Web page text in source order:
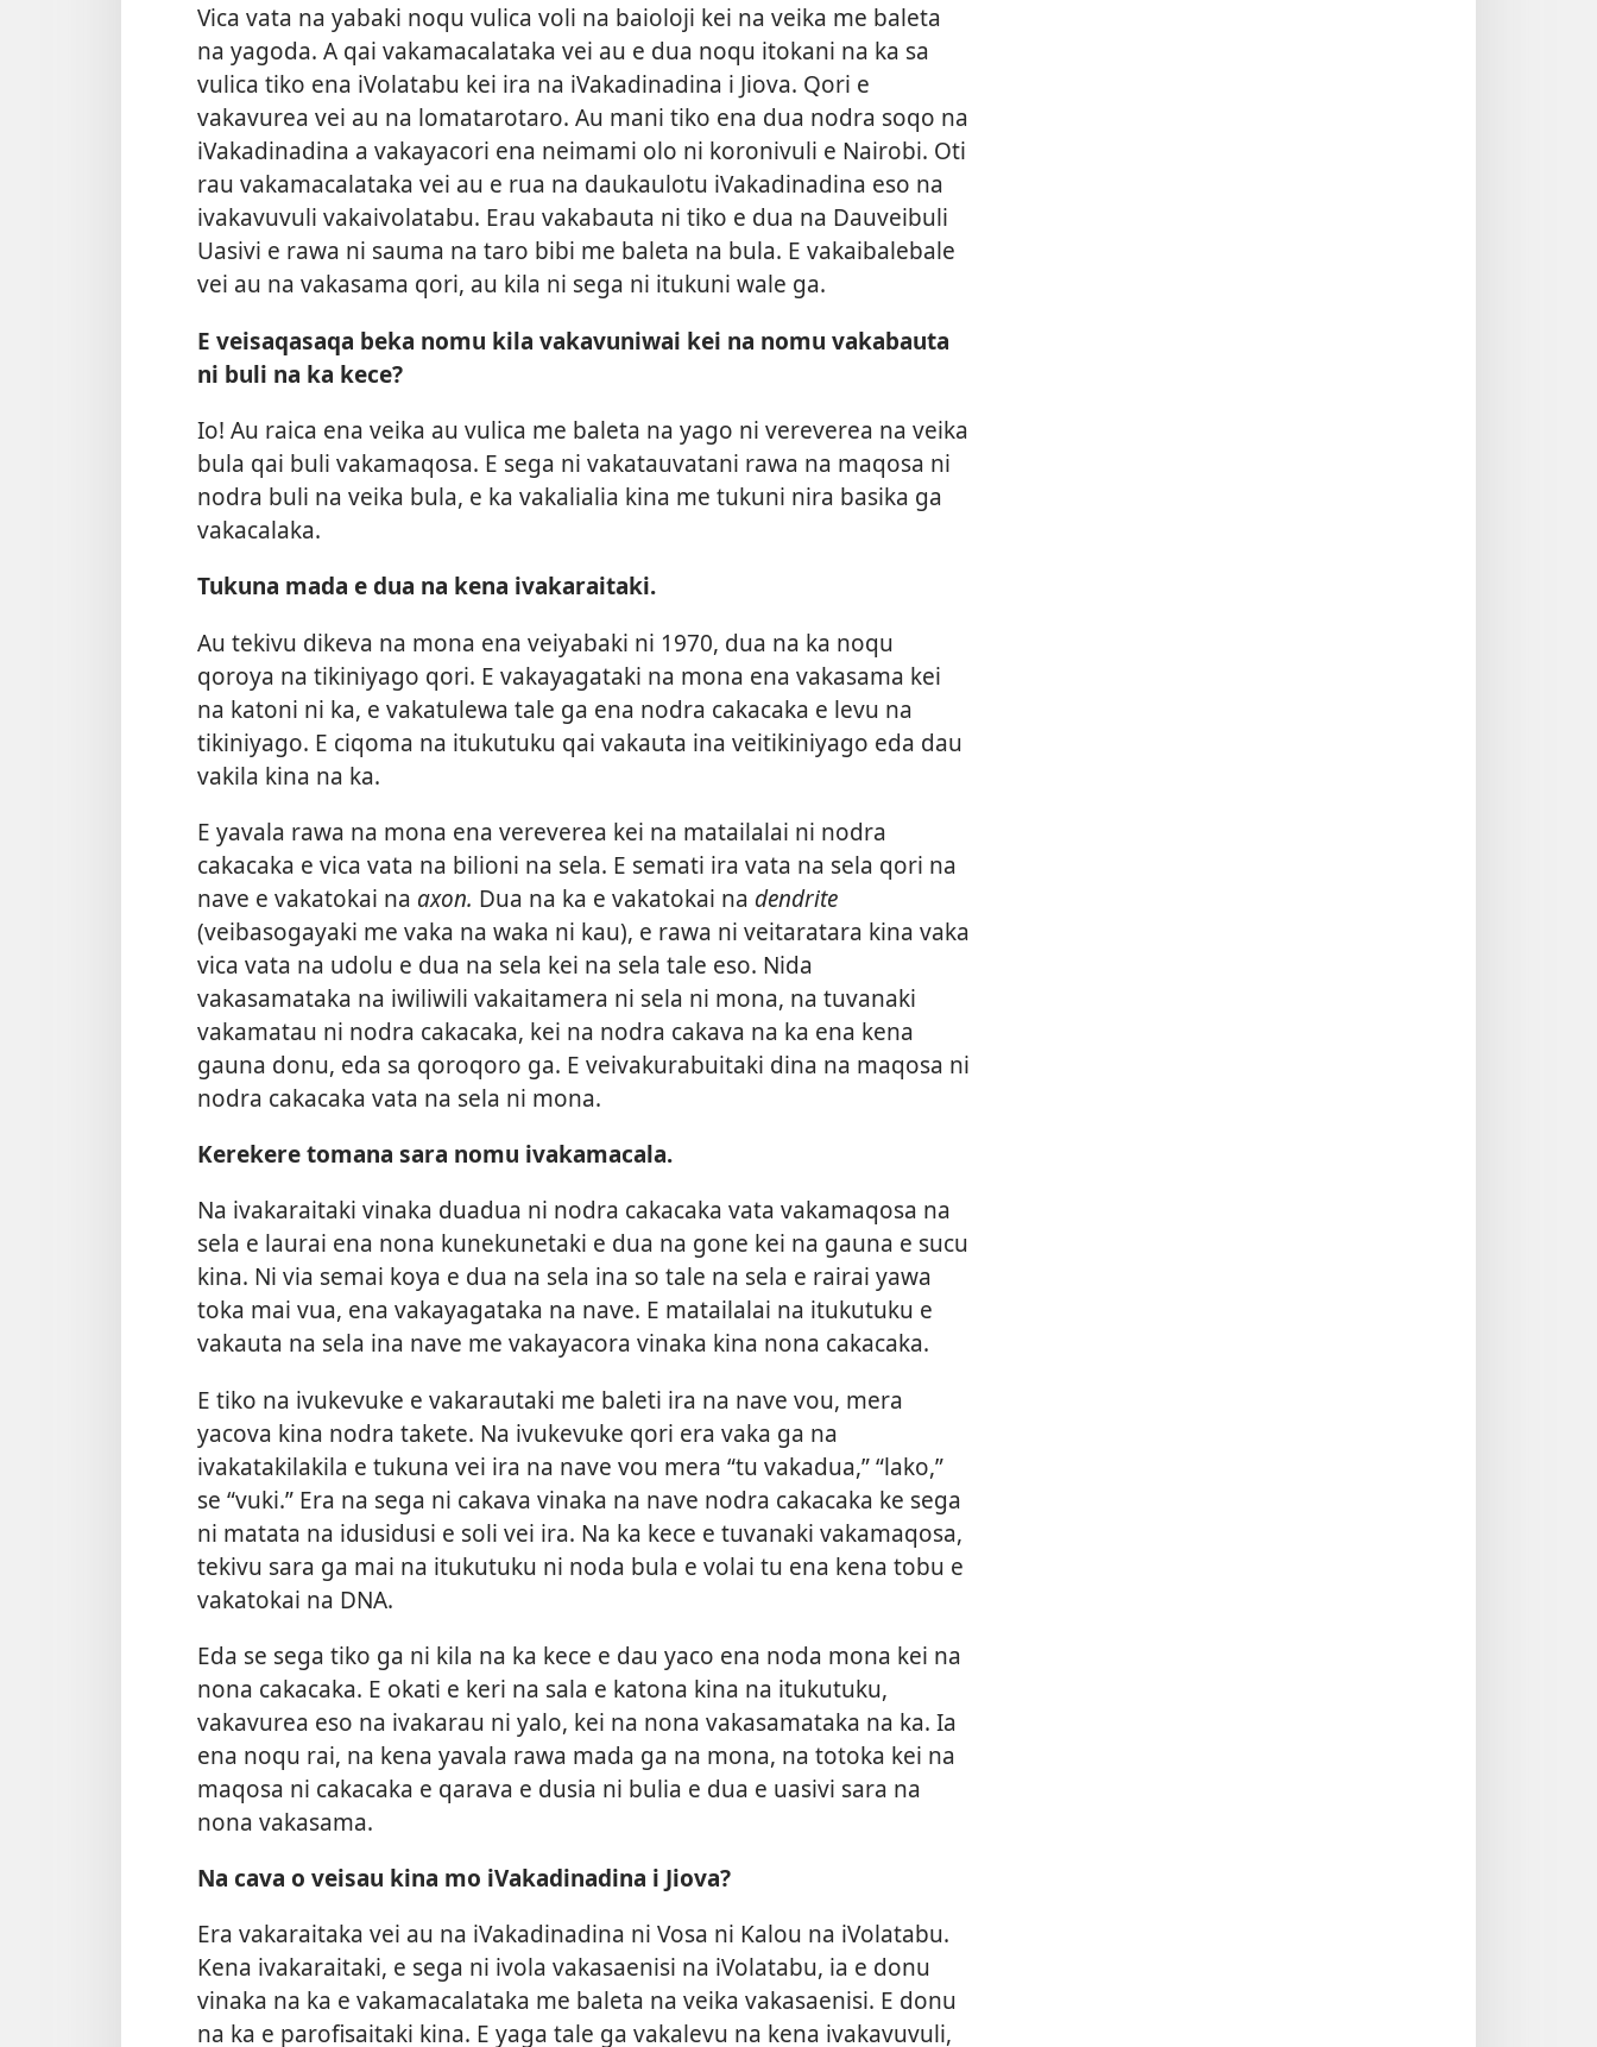
Vica vata na yabaki noqu vulica voli na baioloji kei na veika me baleta
na yagoda. A qai vakamacalataka vei au e dua noqu itokani na ka sa
vulica tiko ena iVolatabu kei ira na iVakadinadina i Jiova. Qori e
vakavurea vei au na lomatarotaro. Au mani tiko ena dua nodra soqo na
iVakadinadina a vakayacori ena neimami olo ni koronivuli e Nairobi. Oti
rau vakamacalataka vei au e rua na daukaulotu iVakadinadina eso na
ivakavuvuli vakaivolatabu. Erau vakabauta ni tiko e dua na Dauveibuli
Uasivi e rawa ni sauma na taro bibi me baleta na bula. E vakaibalebale
vei au na vakasama qori, au kila ni sega ni itukuni wale ga.
E veisaqasaqa beka nomu kila vakavuniwai kei na nomu vakabauta
ni buli na ka kece?
Io! Au raica ena veika au vulica me baleta na yago ni vereverea na veika
bula qai buli vakamaqosa. E sega ni vakatauvatani rawa na maqosa ni
nodra buli na veika bula, e ka vakalialia kina me tukuni nira basika ga
vakacalaka.
Tukuna mada e dua na kena ivakaraitaki.
Au tekivu dikeva na mona ena veiyabaki ni 1970, dua na ka noqu
qoroya na tikiniyago qori. E vakayagataki na mona ena vakasama kei
na katoni ni ka, e vakatulewa tale ga ena nodra cakacaka e levu na
tikiniyago. E ciqoma na itukutuku qai vakauta ina veitikiniyago eda dau
vakila kina na ka.
E yavala rawa na mona ena vereverea kei na matailalai ni nodra
cakacaka e vica vata na bilioni na sela. E semati ira vata na sela qori na
nave e vakatokai na axon. Dua na ka e vakatokai na dendrite
(veibasogayaki me vaka na waka ni kau), e rawa ni veitaratara kina vaka
vica vata na udolu e dua na sela kei na sela tale eso. Nida
vakasamataka na iwiliwili vakaitamera ni sela ni mona, na tuvanaki
vakamatau ni nodra cakacaka, kei na nodra cakava na ka ena kena
gauna donu, eda sa qoroqoro ga. E veivakurabuitaki dina na maqosa ni
nodra cakacaka vata na sela ni mona.
Kerekere tomana sara nomu ivakamacala.
Na ivakaraitaki vinaka duadua ni nodra cakacaka vata vakamaqosa na
sela e laurai ena nona kunekunetaki e dua na gone kei na gauna e sucu
kina. Ni via semai koya e dua na sela ina so tale na sela e rairai yawa
toka mai vua, ena vakayagataka na nave. E matailalai na itukutuku e
vakauta na sela ina nave me vakayacora vinaka kina nona cakacaka.
E tiko na ivukevuke e vakarautaki me baleti ira na nave vou, mera
yacova kina nodra takete. Na ivukevuke qori era vaka ga na
ivakatakilakila e tukuna vei ira na nave vou mera “tu vakadua,” “lako,”
se “vuki.” Era na sega ni cakava vinaka na nave nodra cakacaka ke sega
ni matata na idusidusi e soli vei ira. Na ka kece e tuvanaki vakamaqosa,
tekivu sara ga mai na itukutuku ni noda bula e volai tu ena kena tobu e
vakatokai na DNA.
Eda se sega tiko ga ni kila na ka kece e dau yaco ena noda mona kei na
nona cakacaka. E okati e keri na sala e katona kina na itukutuku,
vakavurea eso na ivakarau ni yalo, kei na nona vakasamataka na ka. Ia
ena noqu rai, na kena yavala rawa mada ga na mona, na totoka kei na
maqosa ni cakacaka e qarava e dusia ni bulia e dua e uasivi sara na
nona vakasama.
Na cava o veisau kina mo iVakadinadina i Jiova?
Era vakaraitaka vei au na iVakadinadina ni Vosa ni Kalou na iVolatabu.
Kena ivakaraitaki, e sega ni ivola vakasaenisi na iVolatabu, ia e donu
vinaka na ka e vakamacalataka me baleta na veika vakasaenisi. E donu
na ka e parofisaitaki kina. E yaga tale ga vakalevu na kena ivakavuvuli,